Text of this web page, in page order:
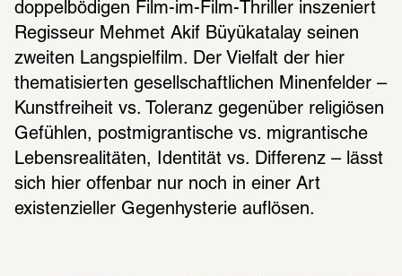
doppelbödigen Film-im-Film-Thriller inszeniert
Regisseur Mehmet Akif Büyükatalay seinen
zweiten Langspielfilm. Der Vielfalt der hier
thematisierten gesellschaftlichen Minenfelder –
Kunstfreiheit vs. Toleranz gegenüber religiösen
Gefühlen, postmigrantische vs. migrantische
Lebensrealitäten, Identität vs. Differenz – lässt
sich hier offenbar nur noch in einer Art
existenzieller Gegenhysterie auflösen.